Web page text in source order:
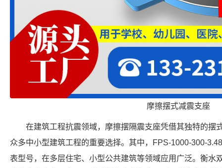
摩擦摆式减震支座
在建筑工程抗震领域，摩擦摆隔震支座凭借其独特的摆
众多中小型建筑工程的重要选择。其中，FPS-1000-300-
表型号，在多层住宅、小型公共建筑等领域应用广泛。衡水